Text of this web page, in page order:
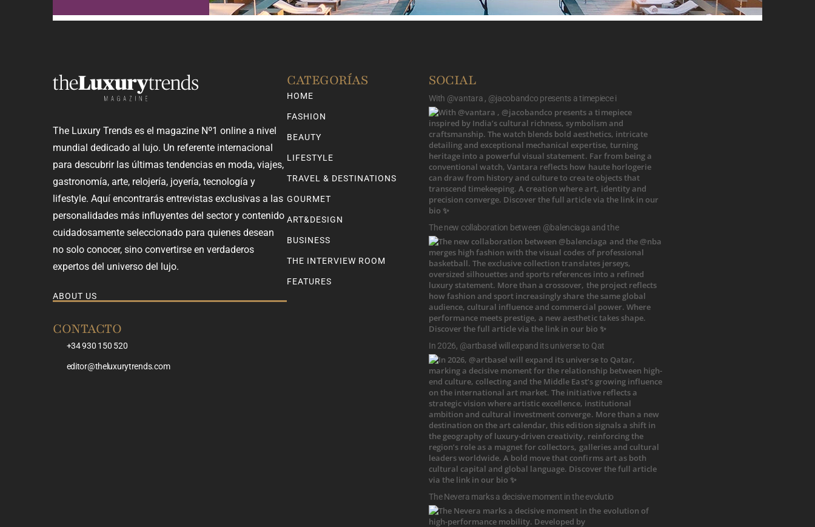
The Luxury Trends es el magazine Nº1 online a nivel
mundial dedicado al lujo. Un referente internacional
para descubrir las últimas tendencias en moda, viajes,
gastronomía, arte, relojería, joyería, tecnología y
lifestyle. Aquí encontrarás entrevistas exclusivas a las
personalidades más influyentes del sector y contenido
cuidadosamente seleccionado para quienes desean
no solo conocer, sino convertirse en verdaderos
expertos del universo del lujo.
ABOUT US
CONTACTO
+34 930 150 520
editor@theluxurytrends.com
CATEGORÍAS
HOME
FASHION
BEAUTY
LIFESTYLE
TRAVEL & DESTINATIONS
GOURMET
ART&DESIGN
BUSINESS
THE INTERVIEW ROOM
FEATURES
SOCIAL
With @vantara , @jacobandco presents a timepiece i
The new collaboration between @balenciaga and the
In 2026, @artbasel will expand its universe to Qat
The Nevera marks a decisive moment in the evolutio